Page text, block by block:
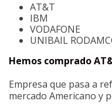
AT&T
IBM
VODAFONE
UNIBAIL
Hemos comprado
Empresa que pasa a
mercado Americano y